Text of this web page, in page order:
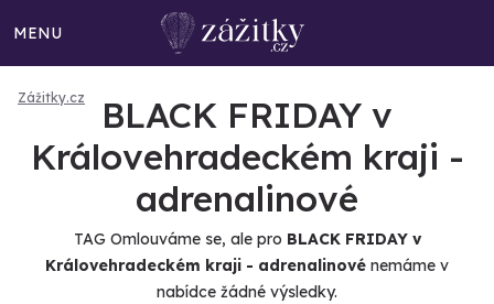
MENU
Zážitky.cz
BLACK FRIDAY v
Královehradeckém kraji -
adrenalinové
TAG Omlouváme se, ale pro BLACK FRIDAY v
Královehradeckém kraji - adrenalinové nemáme v
nabídce žádné výsledky.